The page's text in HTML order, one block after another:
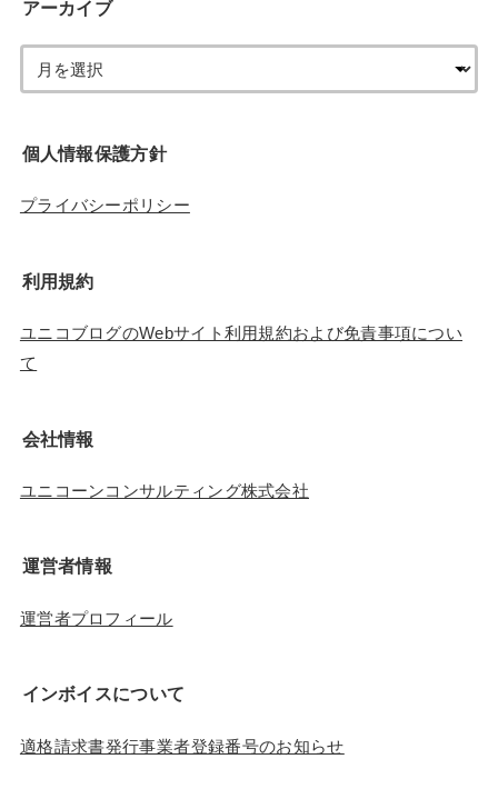
個人情報保護方針
プライバシーポリシー
利用規約
ユニコブログのWebサイト利用規約および免責事項につい
て
会社情報
ユニコーンコンサルティング株式会社
運営者情報
運営者プロフィール
インボイスについて
適格請求書発行事業者登録番号のお知らせ